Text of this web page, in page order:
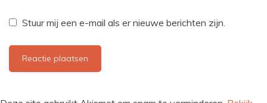
Stuur mij een e-mail als er nieuwe berichten zijn.